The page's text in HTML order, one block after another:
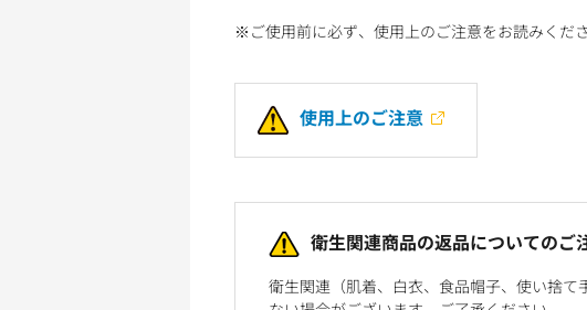
※ご使用前に必ず、使用上のご注意をお読みくださ
使用上のご注意
衛生関連商品の返品についてのご
衛生関連（肌着、白衣、食品帽子、使い捨